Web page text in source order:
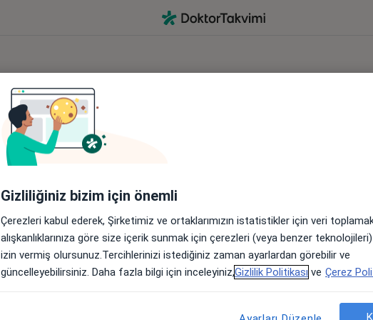
Hesap aç
Sosyal medya aracılığıyla
Apple ile devam et
veya
Gizliliğiniz bizim için önemli
Çerezleri kabul ederek, Şirketimiz ve ortaklarımızın istatistikler için veri
alışkanlıklarınıza göre size içerik sunmak için çerezleri (veya benzer
izin vermiş olursunuz.Tercihlerinizi istediğiniz zaman ayarlardan görebilir ve
güncelleyebilirsiniz. Daha fazla bilgi için inceleyiniz,Gizlilik Politikası ve Çerez